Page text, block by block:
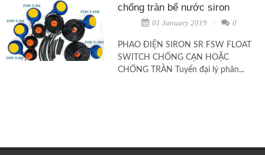
chống tràn bể nước siron
01 January 2019 0
PHAO ĐIỆN SIRON SR FSW FLOAT
SWITCH CHỐNG CẠN HOẶC
CHỐNG TRÀN Tuyển đại lý phân...